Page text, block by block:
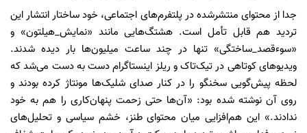
جدا از محتوای منتشرشده در پلتفرم‌های اجتماعی، خود ساختار انتشار این
تردید هم قابل تأمل است. هشتگ‌هایی مانند «نمایش_هیلتون» و
«سوءقصد_ساختگی» تنها در چند ساعت میلیون‌ها بار دیده شدند.
ویدیوهای کوتاهی در تیک‌تاک و ریلز اینستاگرام دست به دست می‌شد که
لحظه پیش‌گویی سخنگو را در کنار صدای شلیک‌ها مونتاژ کرده بودند و
روی آن نوشته شده بود: «آن‌ها حتی زحمت پنهان‌کاری را هم به خود
ندادند.» این هم‌افزایی میان محتوای طنز، خشم سیاسی و تحلیل‌های